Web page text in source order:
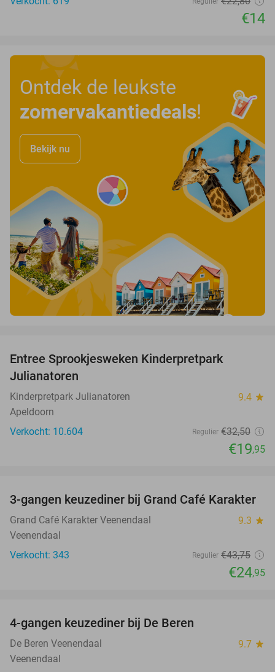
€14
Ontdek de leukste
zomervakantiedeals!
Bekijk nu
Entree Sprookjesweken Kinderpretpark
Julianatoren
Kinderpretpark Julianatoren 9.4 star
Apeldoorn
Verkocht: 10.604
Regulier €32,50
€19,95
43%
3-gangen keuzediner bij Grand Café Karakter
Grand Café Karakter Veenendaal 9.3 star
Veenendaal
Verkocht: 343
Regulier €43,75
€24,95
4-gangen keuzediner bij De Beren
De Beren Veenendaal 9.7 star
Veenendaal